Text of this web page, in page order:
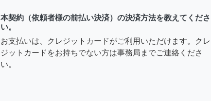
本契約（依頼者様の前払い決済）の決済方法を教えてくださ
い。
お支払いは、クレジットカードがご利用いただけます。クレ
ジットカードをお持ちでない方は事務局までご連絡くださ
い。